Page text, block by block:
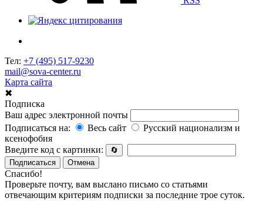
Тел: +7 (495) 517-9230
mail@sova-center.ru
Карта сайта
✖
Подписка
Ваш адрес электронной почты
Подписаться на:
Весь сайт
Русский национализм и
ксенофобия
Введите код с картинки:
🔄
Подписаться
Отмена
Спасибо!
Проверьте почту, вам выслано письмо со статьями
отвечающим критериям подписки за последние трое суток.